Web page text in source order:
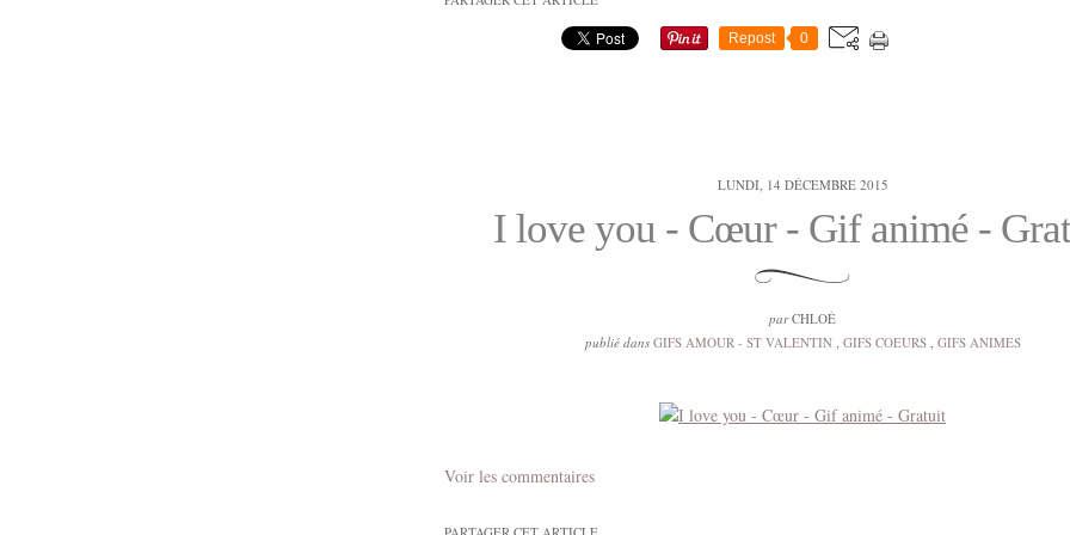
Repost 0
LUNDI, 14 DÉCEMBRE 2015
I love you - Cœur - Gif animé -
parCHLOÉ
publié dans GIFS AMOUR - ST VALENTIN, GIFS COEURS, GIFS ANIMES
Voir les commentaires